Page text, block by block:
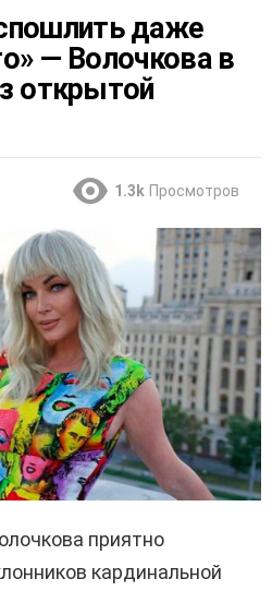
даже
— Волочкова в
открытой
1.3k Просмотров
приятно
кардинальной